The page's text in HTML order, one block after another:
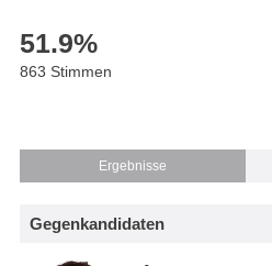
51.9%
863 Stimmen
Ergebnisse
Gegenkandidaten